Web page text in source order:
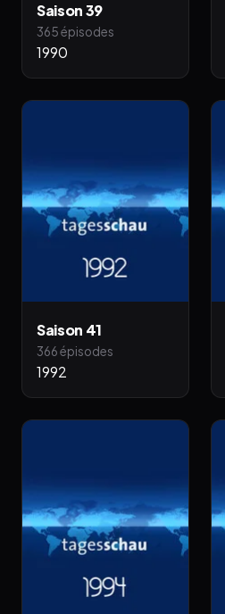
Saison 39
365 épisodes
1990
Saison 41
366 épisodes
1992